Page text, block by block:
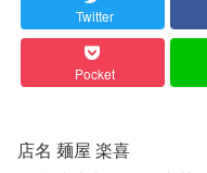
Twitter
Pocket
店名 麺屋 楽喜